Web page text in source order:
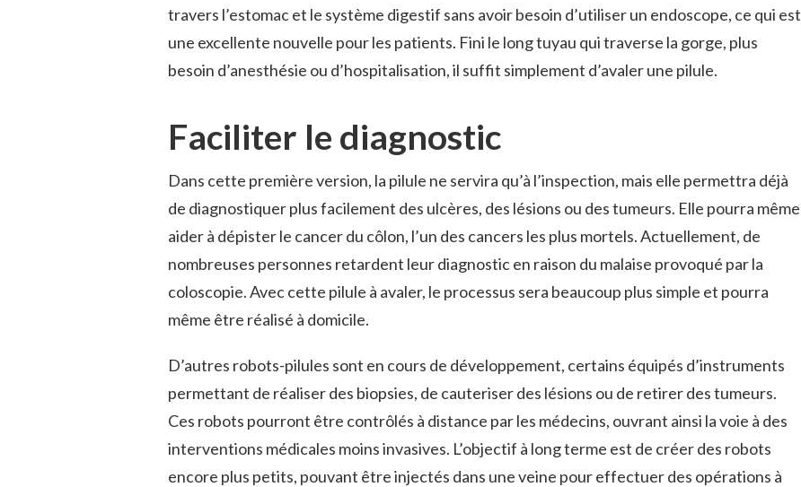
travers l’estomac et le système digestif sans avoir besoin d’utiliser un endoscope, ce qui est
une excellente nouvelle pour les patients. Fini le long tuyau qui traverse la gorge, plus
besoin d’anesthésie ou d’hospitalisation, il suffit simplement d’avaler une pilule.
Faciliter le diagnostic
Dans cette première version, la pilule ne servira qu’à l’inspection, mais elle permettra déjà
de diagnostiquer plus facilement des ulcères, des lésions ou des tumeurs. Elle pourra même
aider à dépister le cancer du côlon, l’un des cancers les plus mortels. Actuellement, de
nombreuses personnes retardent leur diagnostic en raison du malaise provoqué par la
coloscopie. Avec cette pilule à avaler, le processus sera beaucoup plus simple et pourra
même être réalisé à domicile.
D’autres robots-pilules sont en cours de développement, certains équipés d’instruments
permettant de réaliser des biopsies, de cauteriser des lésions ou de retirer des tumeurs.
Ces robots pourront être contrôlés à distance par les médecins, ouvrant ainsi la voie à des
interventions médicales moins invasives. L’objectif à long terme est de créer des robots
encore plus petits, pouvant être injectés dans une veine pour effectuer des opérations à